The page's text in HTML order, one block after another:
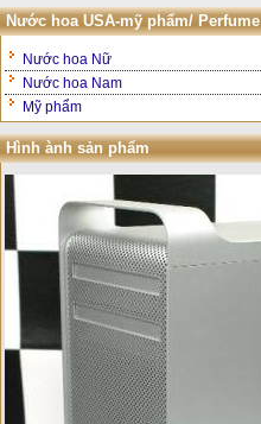
Nước hoa USA-mỹ phẩm/ Perfume
Nước hoa Nữ
Nước hoa Nam
Mỹ phẩm
Hình ành sản phẩm